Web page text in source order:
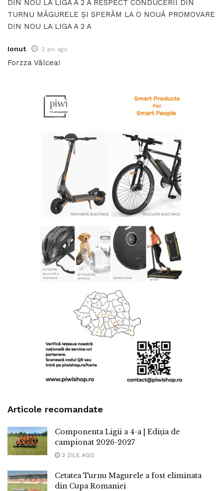
DIN NOU LA LIGA A 2 A RESPECT CONDUCERII DIN
TURNU MĂGURELE ȘI SPERĂM LA O NOUĂ PROMOVARE
DIN NOU LA LIGA A 2 A
Ionut 2 ani ago
Forzza Vâlcea!
Articole recomandate
Componenta Ligii a 4-a | Ediția de
campionat 2026-2027
2 ZILE AGO
Cetatea Turnu Magurele a fost eliminata
din Cupa Romaniei